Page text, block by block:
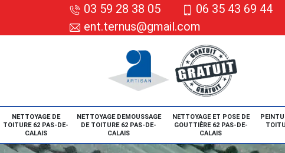
03 59 28 38 05
06 35 43 69 44
ent.ternus@gmail.com
NETTOYAGE DE
TOITURE 62 PAS-DE-
CALAIS
NETTOYAGE DEMOUSSAGE
DE TOITURE 62 PAS-DE-
CALAIS
NETTOYAGE ET POSE DE
GOUTTIÈRE 62 PAS-DE-
CALAIS